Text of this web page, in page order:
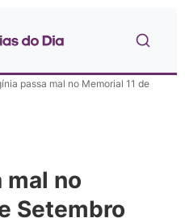
passa mal no Memorial 11 de
mal no
Setembro